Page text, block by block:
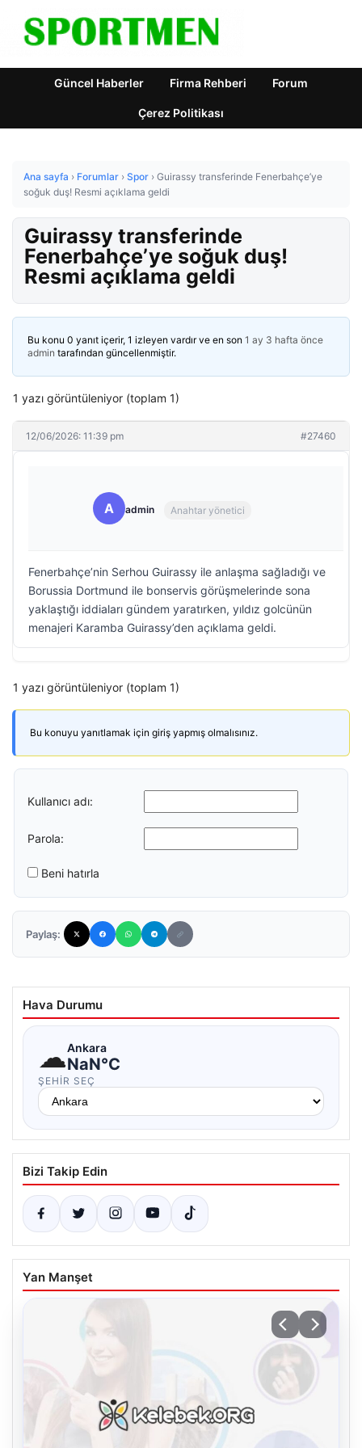
Güncel Haberler Firma Rehberi Forum
Çerez Politikası
Ana sayfa › Forumlar › Spor › Guirassy transferinde Fenerbahçe’ye
soğuk duş! Resmi açıklama geldi
Guirassy transferinde
Fenerbahçe’ye soğuk duş!
Resmi açıklama geldi
Bu konu 0 yanıt içerir, 1 izleyen vardır ve en son 1 ay 3 hafta önce
admin tarafından güncellenmiştir.
1 yazı görüntüleniyor (toplam 1)
12/06/2026: 11:39 pm #27460
A admin Anahtar yönetici
Fenerbahçe’nin Serhou Guirassy ile anlaşma sağladığı ve
Borussia Dortmund ile bonservis görüşmelerinde sona
yaklaştığı iddiaları gündem yaratırken, yıldız golcünün
menajeri Karamba Guirassy’den açıklama geldi.
1 yazı görüntüleniyor (toplam 1)
Bu konuyu yanıtlamak için giriş yapmış olmalısınız.
Kullanıcı adı:
Parola:
Beni hatırla
Paylaş:
Hava Durumu
☁Ankara
NaN°C
ŞEHIR SEÇ
Bizi Takip Edin
Yan Manşet